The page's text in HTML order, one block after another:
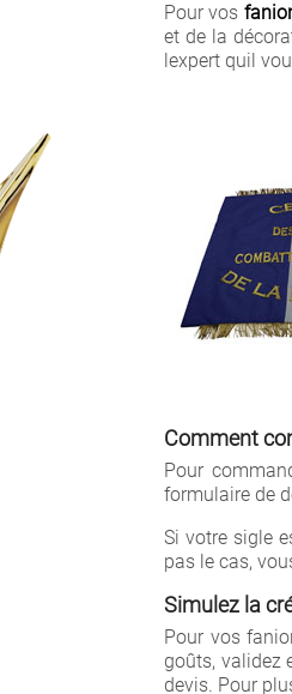
Pour vos
et de la
lexpert quil
Comment
Pour
formulaire de
Si votre sigle
pas le cas,
Simulez la
Pour vos
goûts, validez
devis. Pour